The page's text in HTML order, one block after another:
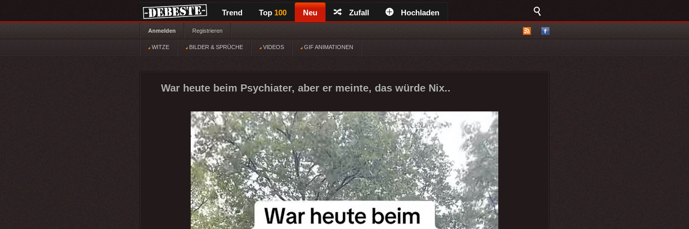
Trend Top 100 Neu Zufall Hochladen
Anmelden Registrieren
WITZE BILDER & SPRÜCHE VIDEOS GIF ANIMATIONEN
War heute beim Psychiater, aber er meinte, das würde Nix..